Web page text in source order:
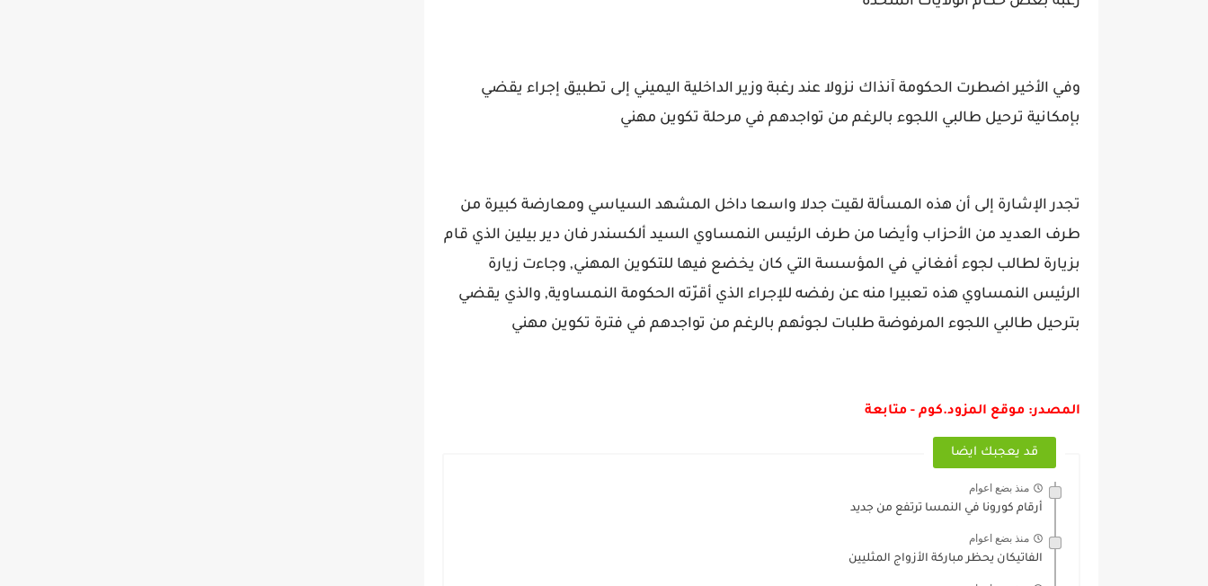
وفي الأخير اضطرت الحكومة آنذاك نزولا عند رغبة وزير الداخلية اليميني إلى تطبيق إجراء يقضي
بإمكانية ترحيل طالبي اللجوء بالرغم من تواجدهم في مرحلة تكوين مهني
تجدر الإشارة إلى أن هذه المسألة لقيت جدلا واسعا داخل المشهد السياسي ومعارضة كبيرة من
طرف العديد من الأحزاب وأيضا من طرف الرئيس النمساوي السيد ألكسندر فان دير بيلين الذي قام
بزيارة لطالب لجوء أفغاني في المؤسسة التي كان يخضع فيها للتكوين المهني, وجاءت زيارة
الرئيس النمساوي هذه تعبيرا منه عن رفضه للإجراء الذي أقرّته الحكومة النمساوية, والذي يقضي
بترحيل طالبي اللجوء المرفوضة طلبات لجوئهم بالرغم من تواجدهم في فترة تكوين مهني
المصدر: موقع المزود.كوم - متابعة
قد يعجبك ايضا
منذ بضع اعوام
أرقام كورونا في النمسا ترتفع من جديد
منذ بضع اعوام
الفاتيكان يحظر مباركة الأزواج المثليين